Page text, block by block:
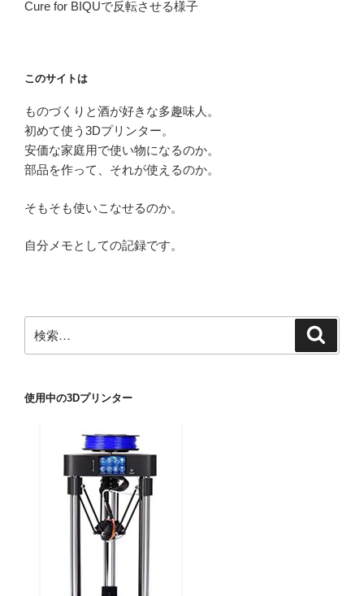
Cure for BIQUで反転させる様子
このサイトは
ものづくりと酒が好きな多趣味人。
初めて使う3Dプリンター。
安価な家庭用で使い物になるのか。
部品を作って、それが使えるのか。
そもそも使いこなせるのか。
自分メモとしての記録です。
索:
使用中の3Dプリンター